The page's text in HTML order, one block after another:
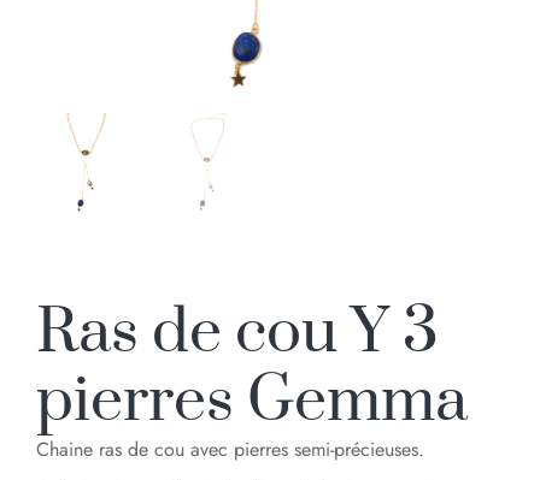
Ras de cou Y 3
pierres Gemma
Chaine ras de cou avec pierres semi-précieuses.